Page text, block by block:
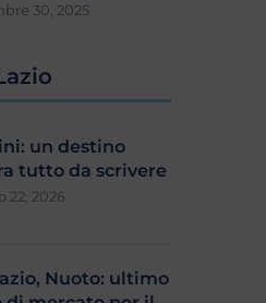
30, 2025
un destino
tutto da scrivere
22, 2026
Nuoto: ultimo